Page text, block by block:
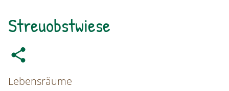
Streuobstwiese
Lebensräume